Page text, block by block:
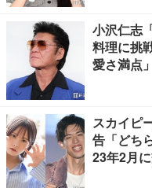
小沢仁志
料理に挑
愛さ満点
スカイピ
告「どち
23年2月